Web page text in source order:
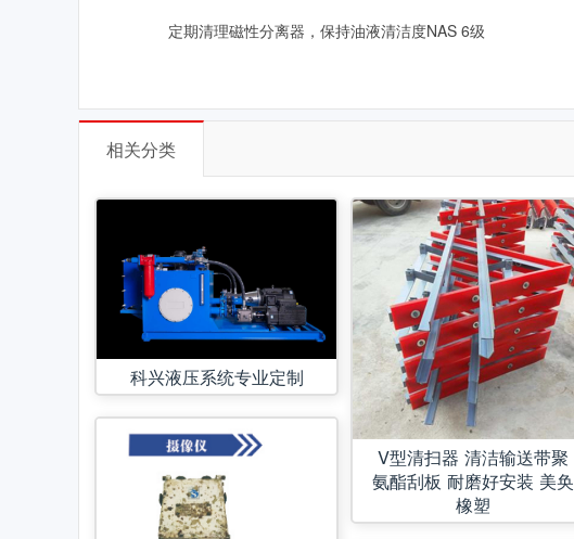
定期清理磁性分离器，保持油液清洁度NAS 6级
相关分类
科兴液压系统专业定制
V型清扫器 清洁输送带聚
氨酯刮板 耐磨好安装 美奂
橡塑